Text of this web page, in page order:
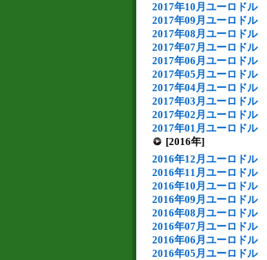
2017年10月ユーロドル
2017年09月ユーロドル
2017年08月ユーロドル
2017年07月ユーロドル
2017年06月ユーロドル
2017年05月ユーロドル
2017年04月ユーロドル
2017年03月ユーロドル
2017年02月ユーロドル
2017年01月ユーロドル
[2016年]
2016年12月ユーロドル
2016年11月ユーロドル
2016年10月ユーロドル
2016年09月ユーロドル
2016年08月ユーロドル
2016年07月ユーロドル
2016年06月ユーロドル
2016年05月ユーロドル